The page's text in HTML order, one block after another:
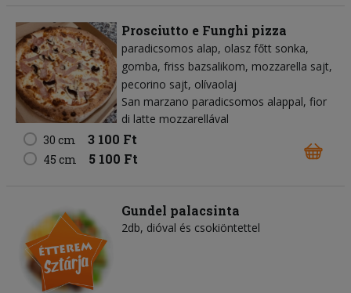
Prosciutto e Funghi pizza
paradicsomos alap olasz főtt sonka
gomba friss bazsalikom mozzarella sajt
pecorino sajt olívaolaj
San marzano paradicsomos alappal, fior
di latte mozzarellával
30 cm
3 100 Ft
45 cm 5 100 Ft
Gundel palacsinta
2db, dióval és csokiöntettel